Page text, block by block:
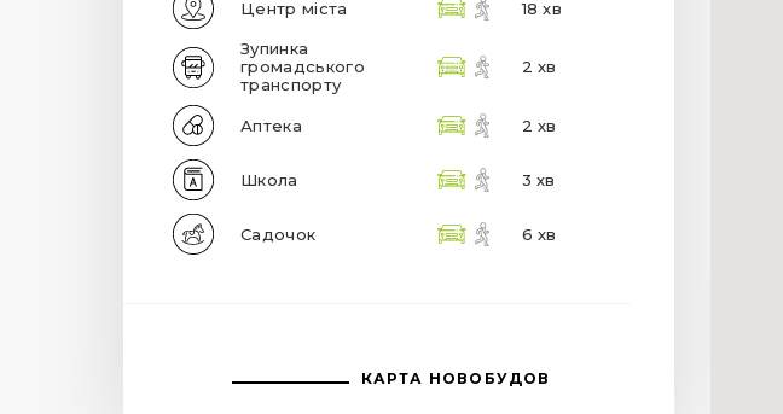
Центр міста 18 хв
Зупинка
громадського
транспорту
2 хв
Аптека 2 хв
Школа 3 хв
Садочок 6 хв
КАРТА НОВОБУДОВ